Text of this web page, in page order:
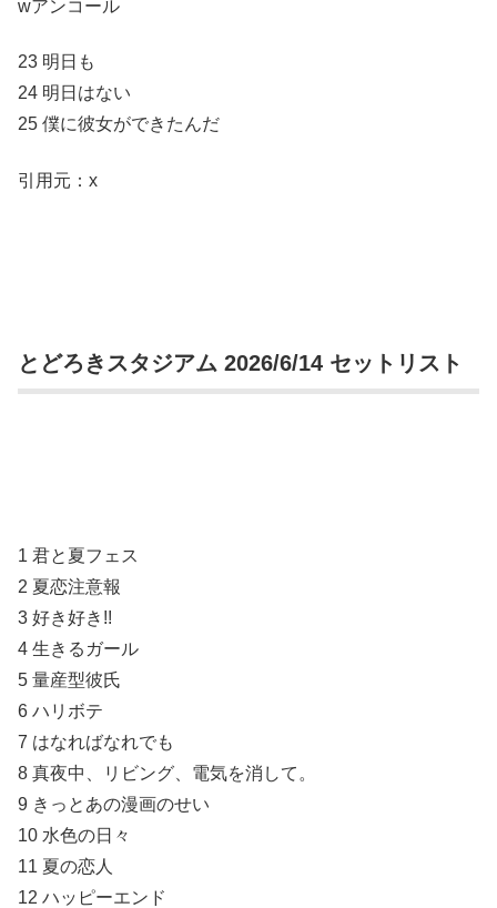
wアンコール
23 明日も
24 明日はない
25 僕に彼女ができたんだ
引用元：x
とどろきスタジアム 2026/6/14 セットリスト
1 君と夏フェス
2 夏恋注意報
3 好き好き!!
4 生きるガール
5 量産型彼氏
6 ハリボテ
7 はなればなれでも
8 真夜中、リビング、電気を消して。
9 きっとあの漫画のせい
10 水色の日々
11 夏の恋人
12 ハッピーエンド